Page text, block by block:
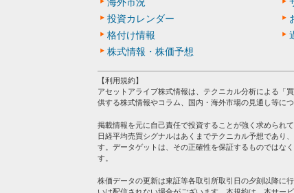
投資カレンダー
格付け情報
株式情報・株価予想
【利用規約】
アセットアライブ株式情報は、テクニカル分析による「
供する株式情報やコラム、国内・海外市場の見通し等に
掲載情報を元に自己責任で投資することが強く求められ
日経平均売買シグナルはあくまでテクニカル予想であり
す。データゲットは、その正確性を保証するものではな
す。
株価データの更新は東証等各取引所取引日の夕刻以降に